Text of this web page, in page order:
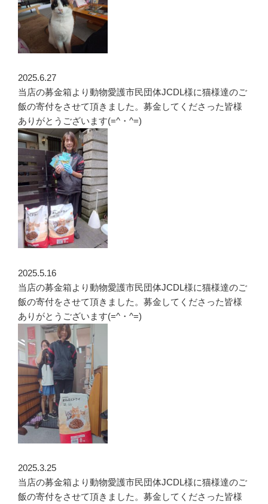
2025.6.27
当店の募金箱より動物愛護市民団体JCDL様に猫様達のご
飯の寄付をさせて頂きました。募金してくださった皆様
ありがとうございます(=^・^=)
2025.5.16
当店の募金箱より動物愛護市民団体JCDL様に猫様達のご
飯の寄付をさせて頂きました。募金してくださった皆様
ありがとうございます(=^・^=)
2025.3.25
当店の募金箱より動物愛護市民団体JCDL様に猫様達のご
飯の寄付をさせて頂きました。募金してくださった皆様